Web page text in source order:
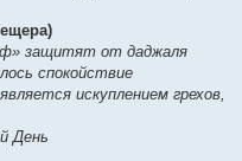
защитят от даджаля
спокойствие
искуплением грехов,
День